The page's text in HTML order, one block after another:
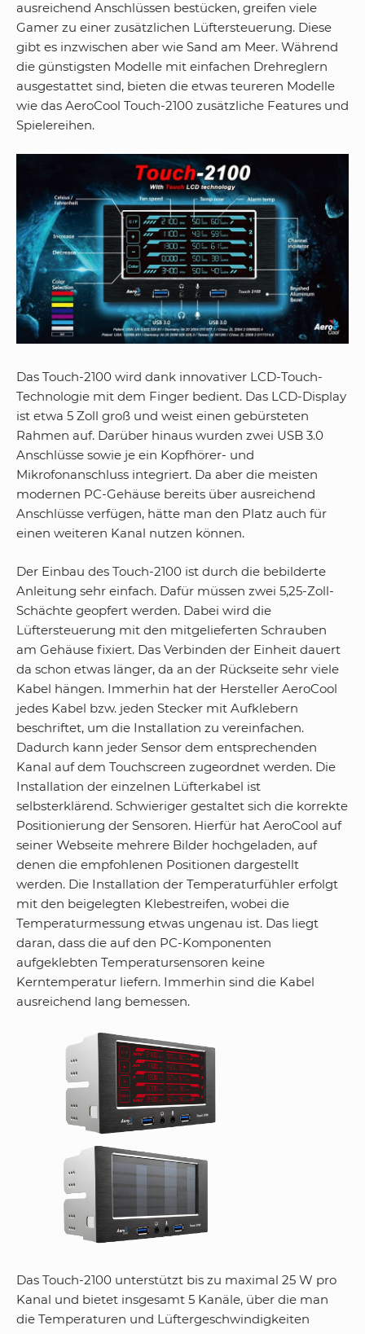
ausreichend Anschlüssen bestücken, greifen viele
Gamer zu einer zusätzlichen Lüftersteuerung. Diese
gibt es inzwischen aber wie Sand am Meer. Während
die günstigsten Modelle mit einfachen Drehreglern
ausgestattet sind, bieten die etwas teureren Modelle
wie das AeroCool Touch-2100 zusätzliche Features und
Spielereihen.
Das Touch-2100 wird dank innovativer LCD-Touch-
Technologie mit dem Finger bedient. Das LCD-Display
ist etwa 5 Zoll groß und weist einen gebürsteten
Rahmen auf. Darüber hinaus wurden zwei USB 3.0
Anschlüsse sowie je ein Kopfhörer- und
Mikrofonanschluss integriert. Da aber die meisten
modernen PC-Gehäuse bereits über ausreichend
Anschlüsse verfügen, hätte man den Platz auch für
einen weiteren Kanal nutzen können.
Der Einbau des Touch-2100 ist durch die bebilderte
Anleitung sehr einfach. Dafür müssen zwei 5,25-Zoll-
Schächte geopfert werden. Dabei wird die
Lüftersteuerung mit den mitgelieferten Schrauben
am Gehäuse fixiert. Das Verbinden der Einheit dauert
da schon etwas länger, da an der Rückseite sehr viele
Kabel hängen. Immerhin hat der Hersteller AeroCool
jedes Kabel bzw. jeden Stecker mit Aufklebern
beschriftet, um die Installation zu vereinfachen.
Dadurch kann jeder Sensor dem entsprechenden
Kanal auf dem Touchscreen zugeordnet werden. Die
Installation der einzelnen Lüfterkabel ist
selbsterklärend. Schwieriger gestaltet sich die korrekte
Positionierung der Sensoren. Hierfür hat AeroCool auf
seiner Webseite mehrere Bilder hochgeladen, auf
denen die empfohlenen Positionen dargestellt
werden. Die Installation der Temperaturfühler erfolgt
mit den beigelegten Klebestreifen, wobei die
Temperaturmessung etwas ungenau ist. Das liegt
daran, dass die auf den PC-Komponenten
aufgeklebten Temperatursensoren keine
Kerntemperatur liefern. Immerhin sind die Kabel
ausreichend lang bemessen.
Das Touch-2100 unterstützt bis zu maximal 25 W pro
Kanal und bietet insgesamt 5 Kanäle, über die man
die Temperaturen und Lüftergeschwindigkeiten